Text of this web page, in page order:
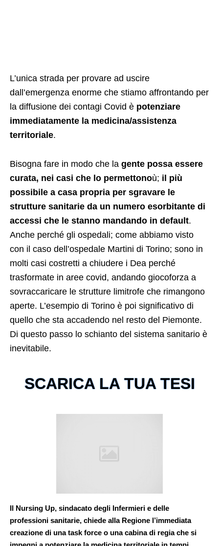
L’unica strada per provare ad uscire
dall’emergenza enorme che stiamo affrontando per
la diffusione dei contagi Covid è potenziare
immediatamente la medicina/assistenza
territoriale.
Bisogna fare in modo che la gente possa essere
curata, nei casi che lo permettonoù; il più
possibile a casa propria per sgravare le
strutture sanitarie da un numero esorbitante di
accessi che le stanno mandando in default.
Anche perché gli ospedali; come abbiamo visto
con il caso dell’ospedale Martini di Torino; sono in
molti casi costretti a chiudere i Dea perché
trasformate in aree covid, andando giocoforza a
sovraccaricare le strutture limitrofe che rimangono
aperte. L’esempio di Torino è poi significativo di
quello che sta accadendo nel resto del Piemonte.
Di questo passo lo schianto del sistema sanitario è
inevitabile.
SCARICA LA TUA TESI
Il Nursing Up, sindacato degli Infermieri e delle
professioni sanitarie, chiede alla Regione l’immediata
creazione di una task force o una cabina di regia che si